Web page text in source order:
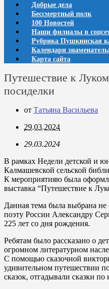
Добрые дела
Бессмертный полк
100 Новостей
Наши филиалы в
Рубрика Пушкинская
Календари
Карта сайта
Путешествие к
посиделки
от Татьяна Васильева
29.03.2024
29.03.2024
В рамках Недели детской и
Калмашевской сельской
К мероприятияю была
выставка “Путешествие к
Данная тема была выбрана
поэту России Александру
225 лет со дня рождения.
Ребятам было рассказано о
огромном литературном
С помощью сказочной
удивительном путешествии
сказок, отгадывали сказки